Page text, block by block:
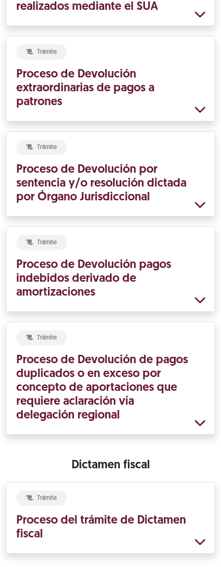
realizados mediante el SUA
Trámite
Proceso de Devolución
extraordinarias de pagos a
patrones
Trámite
Proceso de Devolución por
sentencia y/o resolución dictada
por Órgano Jurisdiccional
Trámite
Proceso de Devolución pagos
indebidos derivado de
amortizaciones
Trámite
Proceso de Devolución de pagos
duplicados o en exceso por
concepto de aportaciones que
requiere aclaración vía
delegación regional
Dictamen fiscal
Trámite
Proceso del trámite de Dictamen
fiscal